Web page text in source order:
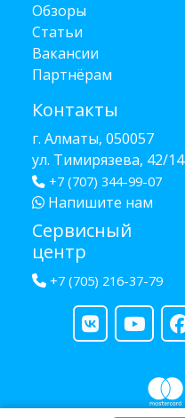
Обзоры
Статьи
Вакансии
Партнёрам
Контакты
г. Алматы, 050057
ул. Тимирязева, 42/14
+7 (707) 344-99-07
Напишите нам
Сервисный
центр
+7 (705) 216-37-79